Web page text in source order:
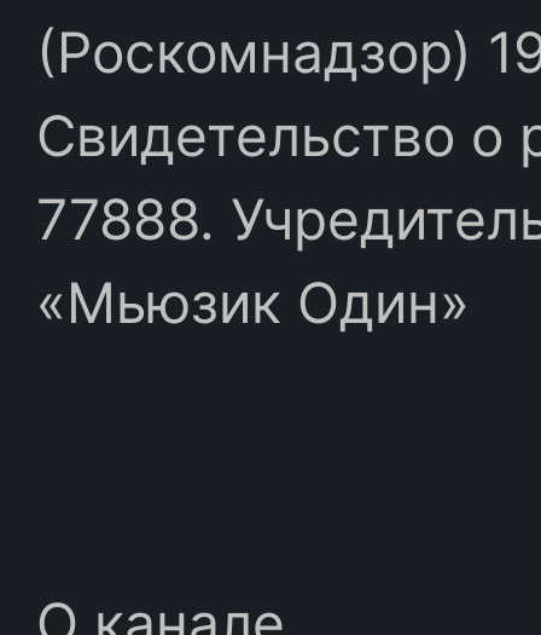
(Роскомнадзор)
Свидетельство
77888.
«Мьюзик Один»